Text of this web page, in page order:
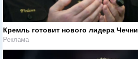
Кремль готовит нового лидера Чечни
Реклама